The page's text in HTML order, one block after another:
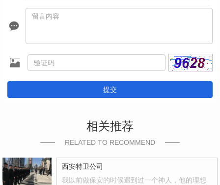
提交
相关推荐
RELATED TO RECOMMEND
西安特卫公司
我以前做保安的时候遇到过一个神人，他的理想